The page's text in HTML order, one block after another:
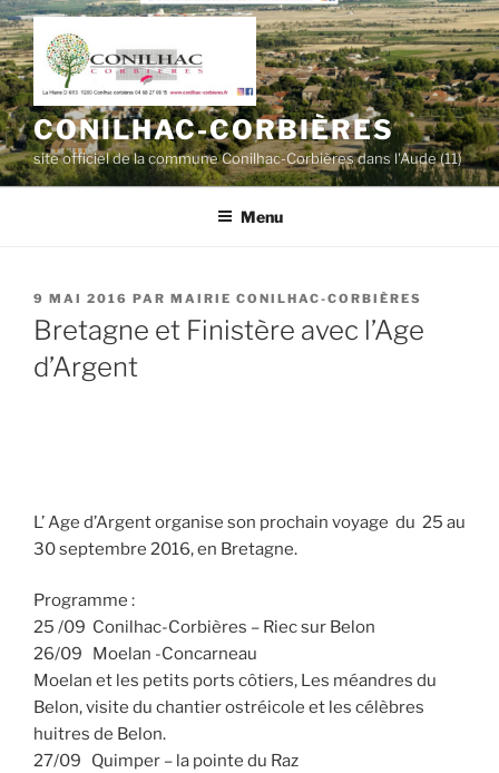
Aller
au
contenu
principal
CONILHAC-CORBIÈRES
site officiel de la commune Conilhac-Corbières dans l'Aude (11)
Menu
PUBLIÉ
LE
9 MAI 2016 PAR MAIRIE CONILHAC-CORBIÈRES
Bretagne et Finistère avec l’Age
d’Argent
L’ Age d’Argent organise son prochain voyage du 25 au
30 septembre 2016, en Bretagne.
Programme :
25 /09 Conilhac-Corbières – Riec sur Belon
26/09 Moelan -Concarneau
Moelan et les petits ports côtiers, Les méandres du
Belon, visite du chantier ostréicole et les célèbres
huitres de Belon.
27/09 Quimper – la pointe du Raz